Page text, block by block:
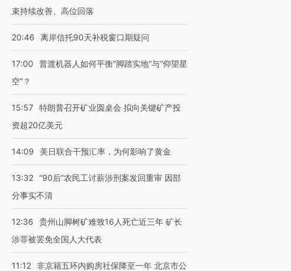
束持续改善、高位回落
20:46 离岸信托90天补税窗口期疑问
17:00
普渡机器人如何平衡“脚踏实地”与“仰望星
空”？
15:57 特朗普召开矿业圆桌会 拟向关键矿产投
资超20亿美元
14:09 美日联合干预汇率，为何影响了黄金
13:32 “90后”农民工讨薪涉刑案发回重审 因部
分事实不清
12:36
贵州山脚树矿难致16人死亡近三年 矿长
涉罪被罢免全国人大代表
11:12 非京籍五环内购房社保降至一年 北京市公